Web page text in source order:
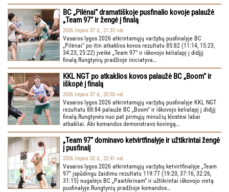
BC „Pilėnai“ dramatiškoje pusfinalio kovoje palaužė
„Team 97“ ir žengė į finalą
2026 liepos 07 d., 21:33 val.
Vasaros lygos 2026 atkrintamųjų varžybų pusfinalyje BC
„Pilėnai“ po itin atkaklios kovos rezultatu 85:82 (11:14, 15:23,
34:23, 25:22) įveikė „Team 97“ ir iškovojo kelialapį į didįjį
finalą.Rungtynių pradžioje iniciatyva…
KKL NGT po atkaklios kovos palaužė BC „Boom“ ir
iškopė į finalą
2026 liepos 07 d., 20:03 val.
Vasaros lygos 2026 atkrintamųjų varžybų pusfinalyje KKL NGT
rezultatu 88:84 palaužė BC „Boom“ ir iškovojo kelialapį į didįjį
finalą.Rungtynės nuo pat pirmųjų minučių klostėsi labai
atkakliai. Abi komandos demonstravo kovingą…
„Team 97“ dominavo ketvirtfinalyje ir užtikrintai žengė
į pusfinalį
2026 liepos 02 d., 22:41 val.
Vasaros lygos 2026 atkrintamųjų varžybų ketvirtfinalyje „Team
97“ įspūdingu žaidimu rezultatu 119:77 (19:20, 37:16, 32:26,
31:15) nugalėjo BC „Pasitikrinam“ ir užtikrintai iškovojo vietą
pusfinalyje.Rungtynių pradžioje komandos…